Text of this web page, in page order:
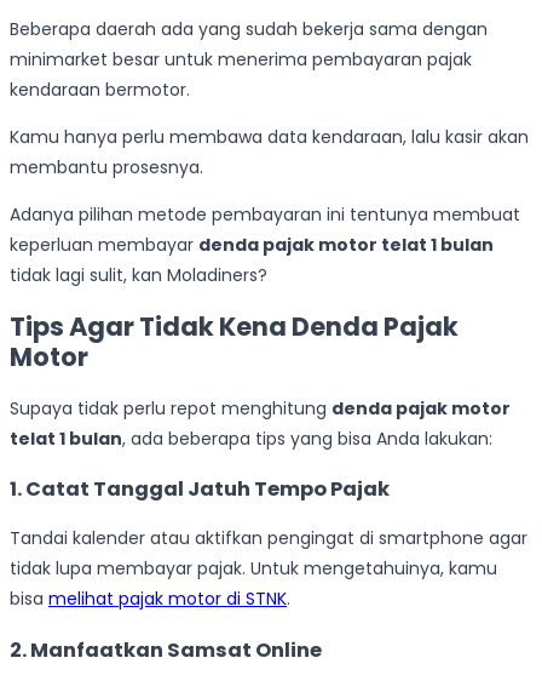
Beberapa daerah ada yang sudah bekerja sama dengan
minimarket besar untuk menerima pembayaran pajak
kendaraan bermotor.
Kamu hanya perlu membawa data kendaraan, lalu kasir akan
membantu prosesnya.
Adanya pilihan metode pembayaran ini tentunya membuat
keperluan membayar denda pajak motor telat 1 bulan
tidak lagi sulit, kan Moladiners?
Tips Agar Tidak Kena Denda Pajak
Motor
Supaya tidak perlu repot menghitung denda pajak motor
telat 1 bulan, ada beberapa tips yang bisa Anda lakukan:
1.Catat Tanggal Jatuh Tempo Pajak
Tandai kalender atau aktifkan pengingat di smartphone agar
tidak lupa membayar pajak. Untuk mengetahuinya, kamu
bisa melihat pajak motor di STNK.
2.Manfaatkan Samsat Online